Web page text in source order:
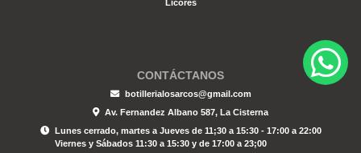
Licores
CONTÁCTANOS
botillerialosarcos@gmail.com
Av. Fernandez Albano 587, La Cisterna
Lunes cerrado, martes a Jueves de 11;30 a 15:30 - 17:00 a 22:00
Viernes y Sábados 11:30 a 15:30 y de 17:00 a 23;00